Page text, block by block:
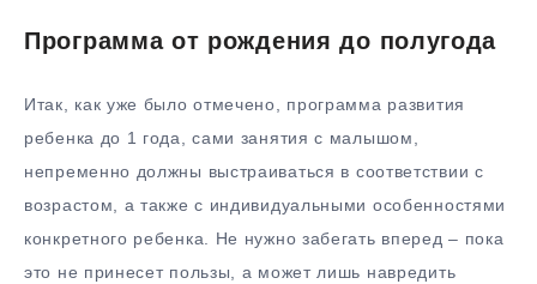
Программа от рождения до полугода
Итак, как уже было отмечено, программа развития
ребенка до 1 года, сами занятия с малышом,
непременно должны выстраиваться в соответствии с
возрастом, а также с индивидуальными особенностями
конкретного ребенка. Не нужно забегать вперед – пока
это не принесет пользы, а может лишь навредить